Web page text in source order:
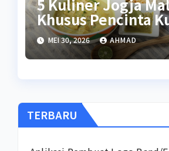
5 Kuliner Jogja
Khusus Pencinta
MEI 30, 2026 AHMAD
TERBARU